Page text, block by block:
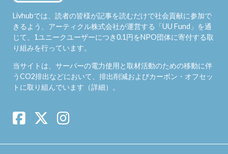
Livhubでは、読者の皆様が記事を読むだけで社会貢献に参加で
きるよう、アーティクル株式会社が運営する「UU Fund 」を通
じて、1ユニークユーザーにつき0.1円をNPO団体に寄付する取
り組みを行っています。
当サイトは、サーバーの電力使用と取材活動のための移動に伴
うCO2排出などにおいて、排出削減およびカーボン・オフセッ
トに取り組んでいます（詳細）。